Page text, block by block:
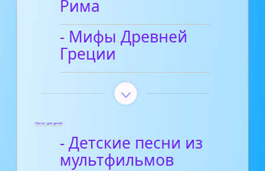
Рима
- Мифы Древней
Греции
Песни для детей
- Детские песни из
мультфильмов